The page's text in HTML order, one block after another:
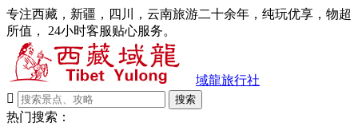
专注西藏，新疆，四川，云南旅游二十余年，纯玩优享，物超
所值， 24小时客服贴心服务。
域龍旅行社

搜索
热门搜索：